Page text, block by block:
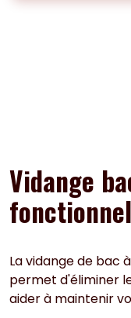
Vidange
La vidange de bac
permet d'éliminer
aider à maintenir